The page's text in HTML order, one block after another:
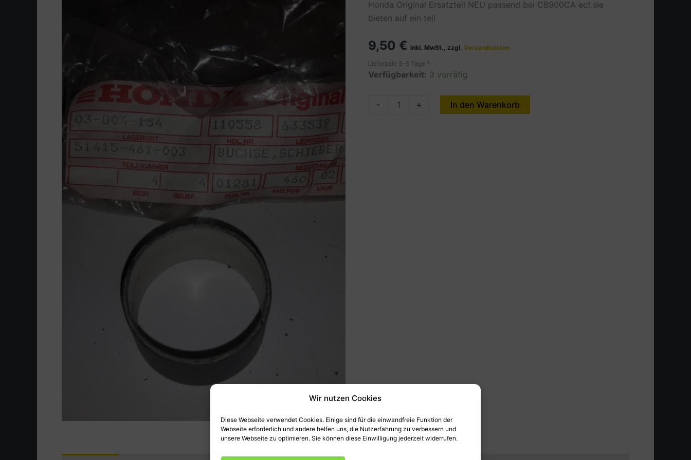
Wir nutzen Cookies
Diese Webseite verwendet Cookies. Einige sind für die einwandfreie Funktion der
Webseite erforderlich und andere helfen uns, die Nutzerfahrung zu verbessern und
unsere Webseite zu optimieren. Sie können diese Einwilligung jederzeit widerrufen.
Honda Original Ersatzteil NEU passend bei CB900CA ect.sie
bieten auf ein teil
9,50 € inkl. MwSt., zzgl.Versandkosten
Lieferzeit: 3-5 Tage *
Verfügbarkeit: 3 vorrätig
- + In den Warenkorb